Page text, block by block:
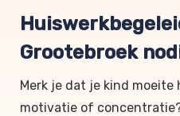
Grootebroek
Merk je dat je kind
motivatie of